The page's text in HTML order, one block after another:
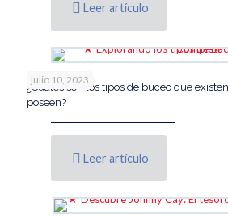
Leer artículo
julio 10, 2023
¿Cuáles son los tipos de buceo que
poseen?
Leer artículo